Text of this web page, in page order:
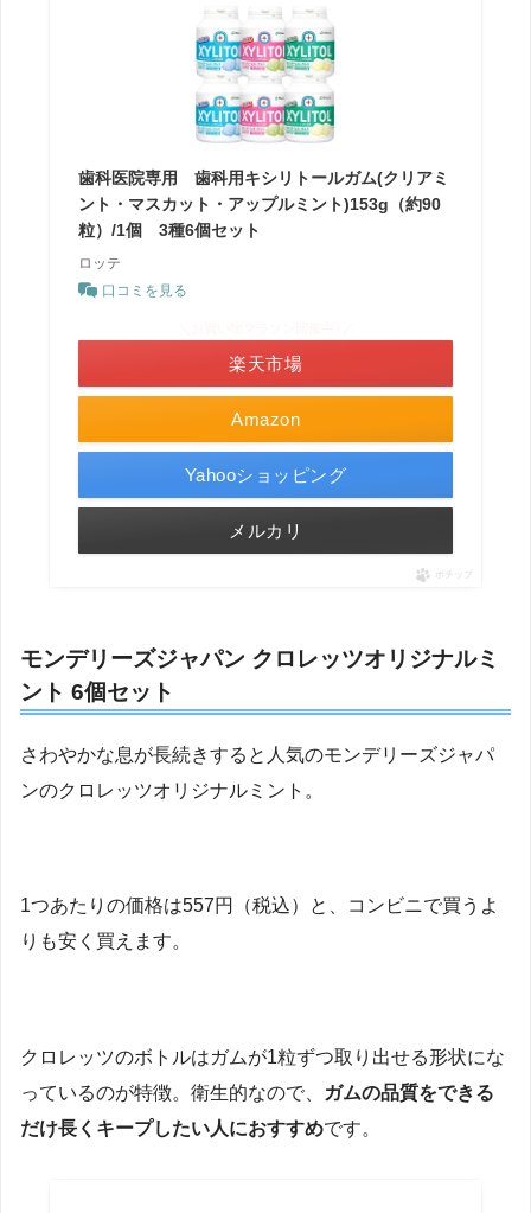
歯科医院専用 歯科用キシリトールガム(クリアミ
ント・マスカット・アップルミント)153g（約90
粒）/1個 3種6個セット
ロッテ
口コミを見る
Amazon
楽天市場
Yahooショッピング
メルカリ
ポチップ
モンデリーズジャパン クロレッツオリジナルミ
ント 6個セット
さわやかな息が長続きすると人気のモンデリーズジャパ
ンのクロレッツオリジナルミント。
1つあたりの価格は557円（税込）と、コンビニで買うよ
りも安く買えます。
クロレッツのボトルはガムが1粒ずつ取り出せる形状にな
っているのが特徴。衛生的なので、
ガムの品質をできる
だけ長くキープしたい人におすすめです。